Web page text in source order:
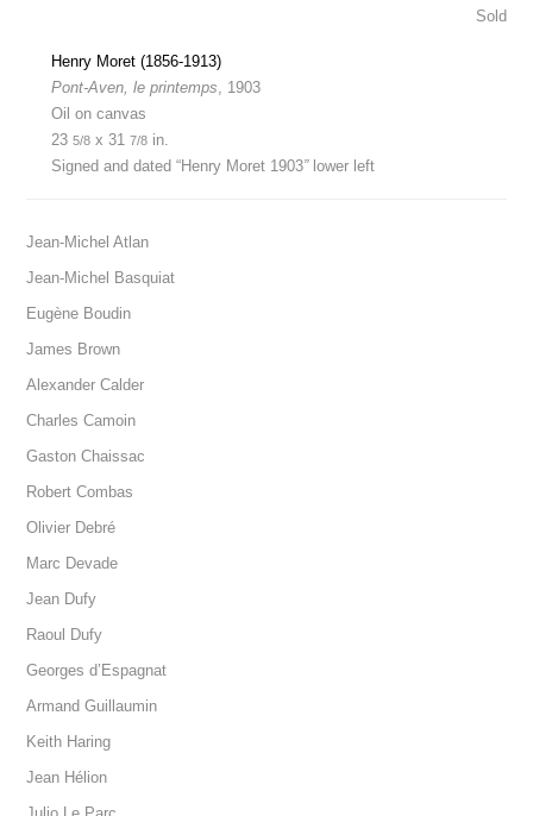
Sold
Henry Moret (1856-1913)
Pont-Aven, le printemps, 1903
Oil on canvas
23 5/8x 31 7/8in.
Signed and dated “Henry Moret 1903”lower left
Jean-Michel Atlan
Jean-Michel Basquiat
Eugène Boudin
James Brown
Alexander Calder
Charles Camoin
Gaston Chaissac
Robert Combas
Olivier Debré
Marc Devade
Jean Dufy
Raoul Dufy
Georges d’Espagnat
Armand Guillaumin
Keith Haring
Jean Hélion